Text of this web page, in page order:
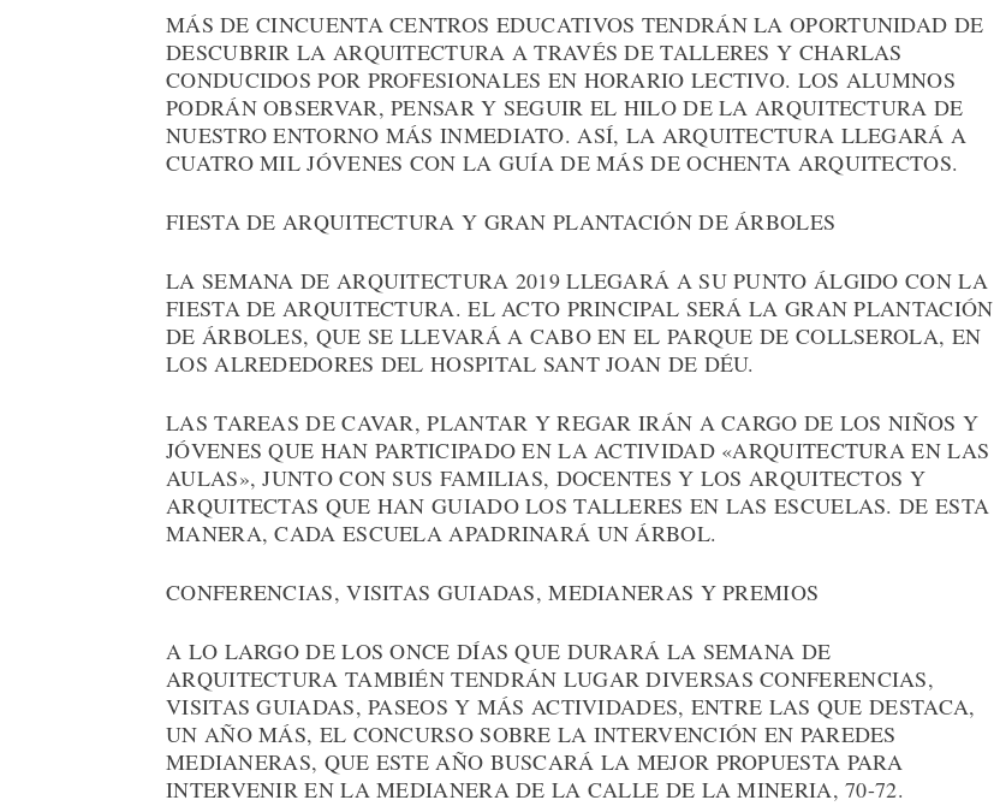
MÁS DE CINCUENTA CENTROS EDUCATIVOS TENDRÁN LA OPORTUNIDAD DE
DESCUBRIR LA ARQUITECTURA A TRAVÉS DE TALLERES Y CHARLAS
CONDUCIDOS POR PROFESIONALES EN HORARIO LECTIVO. LOS ALUMNOS
PODRÁN OBSERVAR, PENSAR Y SEGUIR EL HILO DE LA ARQUITECTURA DE
NUESTRO ENTORNO MÁS INMEDIATO. ASÍ, LA ARQUITECTURA LLEGARÁ A
CUATRO MIL JÓVENES CON LA GUÍA DE MÁS DE OCHENTA ARQUITECTOS.
FIESTA DE ARQUITECTURA Y GRAN PLANTACIÓN DE ÁRBOLES
LA SEMANA DE ARQUITECTURA 2019 LLEGARÁ A SU PUNTO ÁLGIDO CON LA
FIESTA DE ARQUITECTURA. EL ACTO PRINCIPAL SERÁ LA GRAN PLANTACIÓN
DE ÁRBOLES, QUE SE LLEVARÁ A CABO EN EL PARQUE DE COLLSEROLA, EN
LOS ALREDEDORES DEL HOSPITAL SANT JOAN DE DÉU.
LAS TAREAS DE CAVAR, PLANTAR Y REGAR IRÁN A CARGO DE LOS NIÑOS Y
JÓVENES QUE HAN PARTICIPADO EN LA ACTIVIDAD «ARQUITECTURA EN LAS
AULAS», JUNTO CON SUS FAMILIAS, DOCENTES Y LOS ARQUITECTOS Y
ARQUITECTAS QUE HAN GUIADO LOS TALLERES EN LAS ESCUELAS. DE ESTA
MANERA, CADA ESCUELA APADRINARÁ UN ÁRBOL.
CONFERENCIAS, VISITAS GUIADAS, MEDIANERAS Y PREMIOS
A LO LARGO DE LOS ONCE DÍAS QUE DURARÁ LA SEMANA DE
ARQUITECTURA TAMBIÉN TENDRÁN LUGAR DIVERSAS CONFERENCIAS,
VISITAS GUIADAS, PASEOS Y MÁS ACTIVIDADES, ENTRE LAS QUE DESTACA,
UN AÑO MÁS, EL CONCURSO SOBRE LA INTERVENCIÓN EN PAREDES
MEDIANERAS, QUE ESTE AÑO BUSCARÁ LA MEJOR PROPUESTA PARA
INTERVENIR EN LA MEDIANERA DE LA CALLE DE LA MINERIA, 70-72.